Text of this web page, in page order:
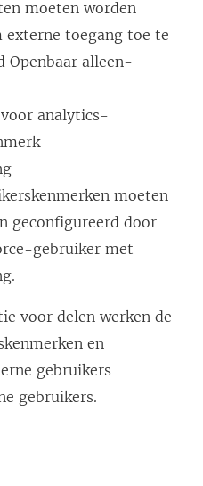
moeten worden
externe toegang toe te
Openbaar alleen-
analytics-
moeten
geconfigureerd door
gebruiker met
voor delen werken de
en
gebruikers
gebruikers.